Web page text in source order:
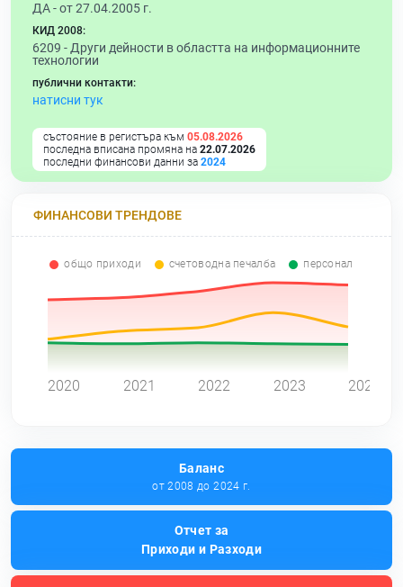
ДА - от 27.04.2005 г.
КИД 2008:
6209 - Други дейности в областта на информационните
технологии
публични контакти:
натисни тук
състояние в регистъра към 05.08.2026
последна вписана промяна на 22.07.2026
последни финансови данни за 2024
ФИНАНСОВИ ТРЕНДОВЕ
общо приходи счетоводна печалба персонал
2020 2021 2022 2023 2024
Баланс
от 2008 до 2024 г.
Отчет за
Приходи и Разходи